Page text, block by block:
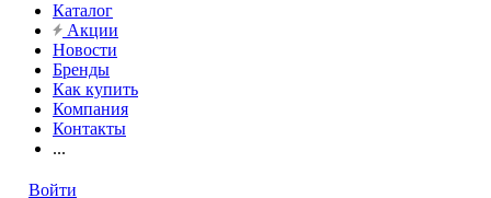
Каталог
Акции
Новости
Бренды
Как купить
Компания
Контакты
...
Войти